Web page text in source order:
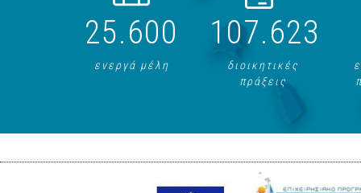
25.600
ενεργά μέλη
107.623
διοικητικές
πράξεις